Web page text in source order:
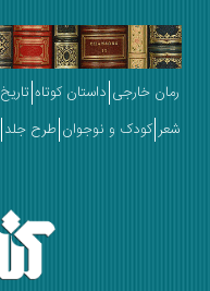
رمان خارجی داستان کوتاه تاریخ
شعر کودک و نوجوان طرح جلد